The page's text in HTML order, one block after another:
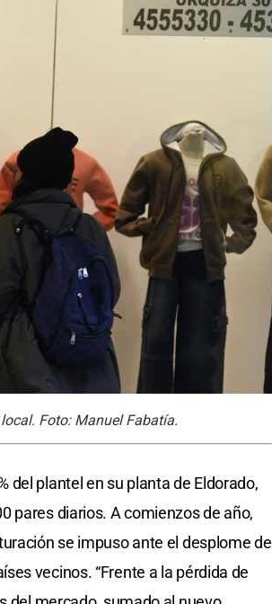
Foto: Manuel Fabatía.
del plantel en su planta de Eldorado,
pares diarios. A comienzos de año,
se impuso ante el desplome de
vecinos. “Frente a la pérdida de